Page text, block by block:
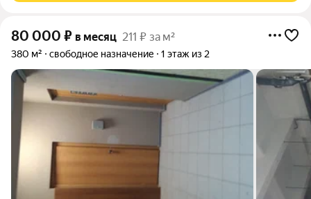
80 000 ₽ в месяц 211 ₽ за м²
380 м² свободное назначение 1 этаж из 2